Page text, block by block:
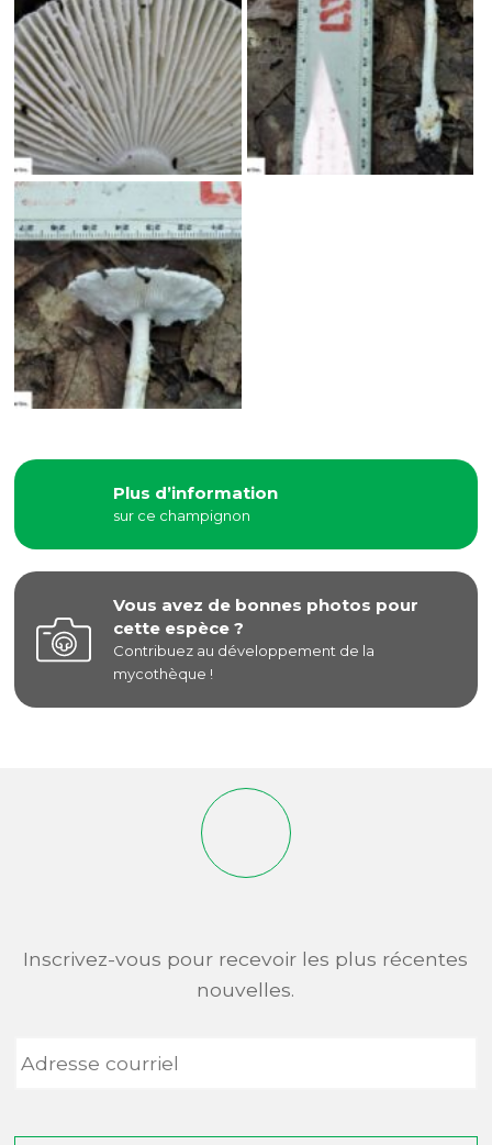
Plus d’information
sur ce champignon
Vous avez de bonnes photos pour
cette espèce ?
Contribuez au développement de la
mycothèque !
Inscrivez-vous pour recevoir les plus récentes
nouvelles.